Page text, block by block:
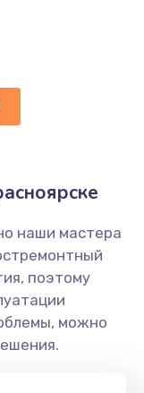
наши мастера
поэтому
можно